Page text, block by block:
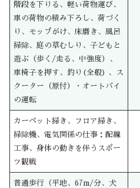
階段を下りる、軽い荷物運び、
車の荷物の積み下ろし、荷づく
り、モップがけ、床磨き、風呂
掃除、庭の草むしり、子どもと
遊ぶ（歩く/走る、中強度）、
車椅子を押す、釣り(全般) 、ス
クーター（原付）・オートバイ
の運転
カーペット掃き、フロア掃き、
掃除機、電気関係の仕事：配線
工事、身体の動きを伴うスポー
ツ観戦
普通歩行（平地、67m/分、犬